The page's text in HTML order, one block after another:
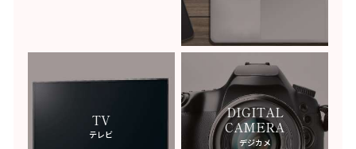
BLANCPAIN
TV
テレビ
DIGITAL
CAMERA
デジカメ